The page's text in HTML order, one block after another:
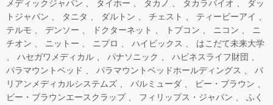
メディックジャパン
タイホー タカノ タカラバイオ
ダッ
トジャパン
タニタ ダルトン チェスト
ティービーアイ
テルモ
デンソー ドクターネット トプコン ニコン
ニ
チオン
ニットー ニプロ ハイビックス
はこだて未来大学
ハセガワメディカル
パナソニック
ハピネスライフ財団
パラマウントベッド
パラマウントベッドホールディングス
バ
リアンメディカルシステムズ
バルミューダ
ビー・ブラウン
ビー・ブラウンエースクラップ
フィリップス・ジャパン
ふく